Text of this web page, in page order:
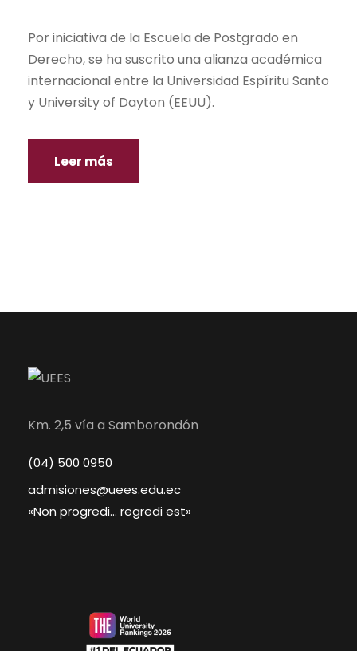
Por iniciativa de la Escuela de Postgrado en
Derecho, se ha suscrito una alianza académica
internacional entre la Universidad Espíritu Santo
y University of Dayton (EEUU).
Leer más
Km. 2,5 vía a Samborondón
(04) 500 0950
admisiones@uees.edu.ec
«Non progredi… regredi est»